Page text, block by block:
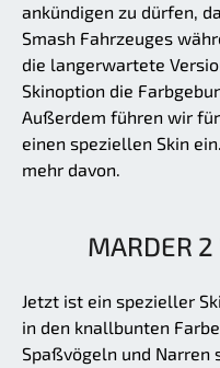
ankündigen zu dürfen,
Smash Fahrzeuges
die langerwartete
Skinoption die
Außerdem führen wir
einen speziellen Skin
mehr davon.
MARDER 2
Jetzt ist ein spezieller
in den knallbunten
Spaßvögeln und Narren